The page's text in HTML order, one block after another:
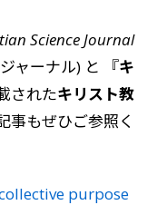
Science Journal
ャーナル) と 『キ
されたキリスト教
事もぜひご参照く
purpose